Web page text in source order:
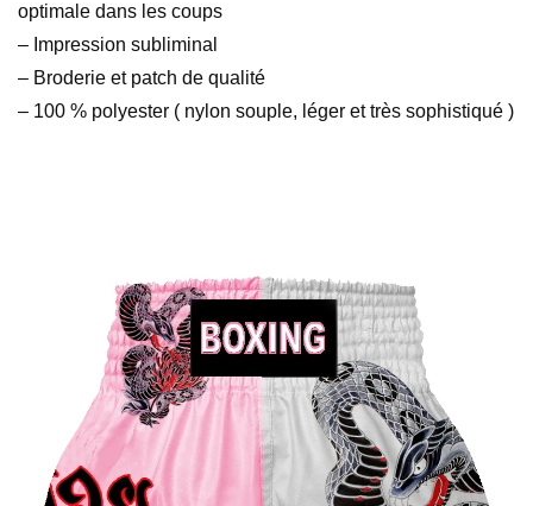
optimale dans les coups
– Impression subliminal
– Broderie et patch de qualité
– 100 % polyester ( nylon souple, léger et très sophistiqué )